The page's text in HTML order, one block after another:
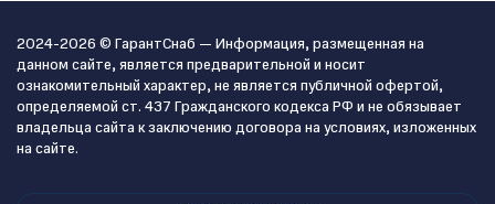
2024-2026 © ГарантСнаб — Информация, размещенная на
данном сайте, является предварительной и носит
ознакомительный характер, не является публичной офертой,
определяемой ст. 437 Гражданского кодекса РФ и не обязывает
владельца сайта к заключению договора на условиях, изложенных
на сайте.